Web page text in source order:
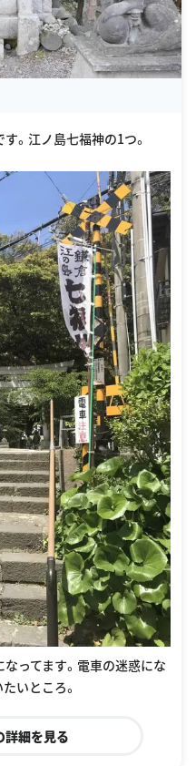
。江ノ島七福神の1つ。
ってます。電車の迷惑にな
いところ。
詳細を見る